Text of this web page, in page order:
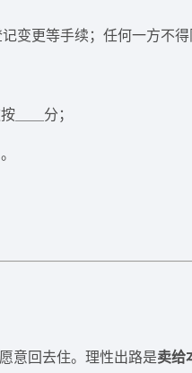
变更等手续；任何一方不得
＿＿分；
意回去住。理性出路是卖给